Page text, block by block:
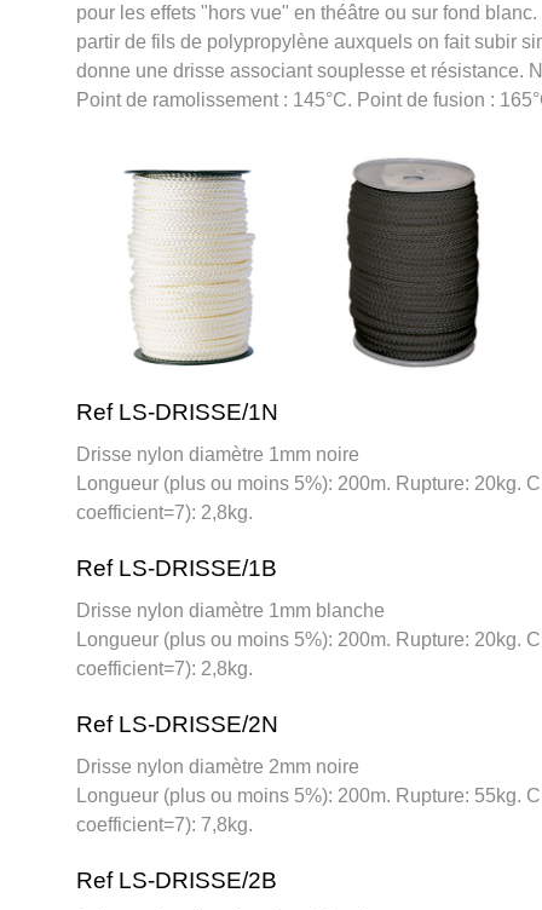
pour les effets "hors vue" en théâtre ou sur fond
partir de fils de polypropylène auxquels on fait subir
donne une drisse associant souplesse et résistance.
Point de ramolissement : 145°C. Point de fusion :
Ref LS-DRISSE/1N
Drisse nylon diamètre 1mm noire
Longueur (plus ou moins 5%): 200m. Rupture: 20kg.
coefficient=7): 2,8kg.
Ref LS-DRISSE/1B
Drisse nylon diamètre 1mm blanche
Longueur (plus ou moins 5%): 200m. Rupture: 20kg.
coefficient=7): 2,8kg.
Ref LS-DRISSE/2N
Drisse nylon diamètre 2mm noire
Longueur (plus ou moins 5%): 200m. Rupture: 55kg.
coefficient=7): 7,8kg.
Ref LS-DRISSE/2B